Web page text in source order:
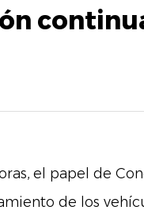
el papel de
de los